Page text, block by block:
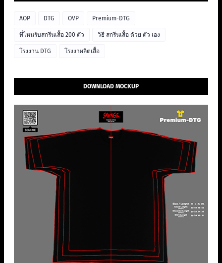
AOP DTG OVP Premium-DTG
ที่ไหนรับสกรีนเสื้อ 200 ตัว วิธี สกรีนเสื้อ ด้วย ตัว เอง
โรงงาน DTG โรงงาผลิตเสื้อ
DOWNLOAD MOCKUP